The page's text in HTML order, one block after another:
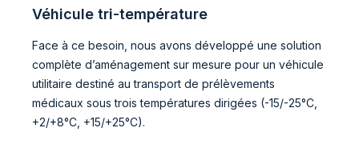
Véhicule tri-température
Face à ce besoin, nous avons développé une solution
complète d’aménagement sur mesure pour un véhicule
utilitaire destiné au transport de prélèvements
médicaux sous trois températures dirigées (-15/-25°C,
+2/+8°C, +15/+25°C).